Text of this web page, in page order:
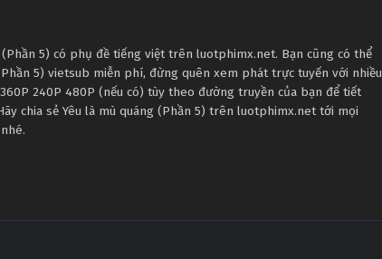
(Phần 5) có phụ đề tiếng việt trên luotphimx.net. Bạn cũng có thể
5) vietsub miễn phí, đừng quên xem phát trực tuyến với nhiều
240P 480P (nếu có) tùy theo đường truyền của bạn để tiết
chia sẻ Yêu là mù quáng (Phần 5) trên luotphimx.net tới mọi